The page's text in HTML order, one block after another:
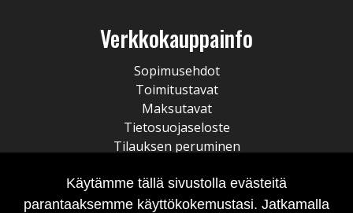
Verkkokauppainfo
Sopimusehdot
Toimitustavat
Maksutavat
Tietosuojaseloste
Tilauksen peruminen
Käytämme tällä sivustolla evästeitä
parantaaksemme käyttökokemustasi. Jatkamalla